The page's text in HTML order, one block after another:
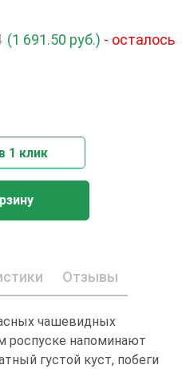
(1 691.50 руб.) - осталось
1 клик
Отзывы
чашевидных
роспуске напоминают
густой куст, побеги